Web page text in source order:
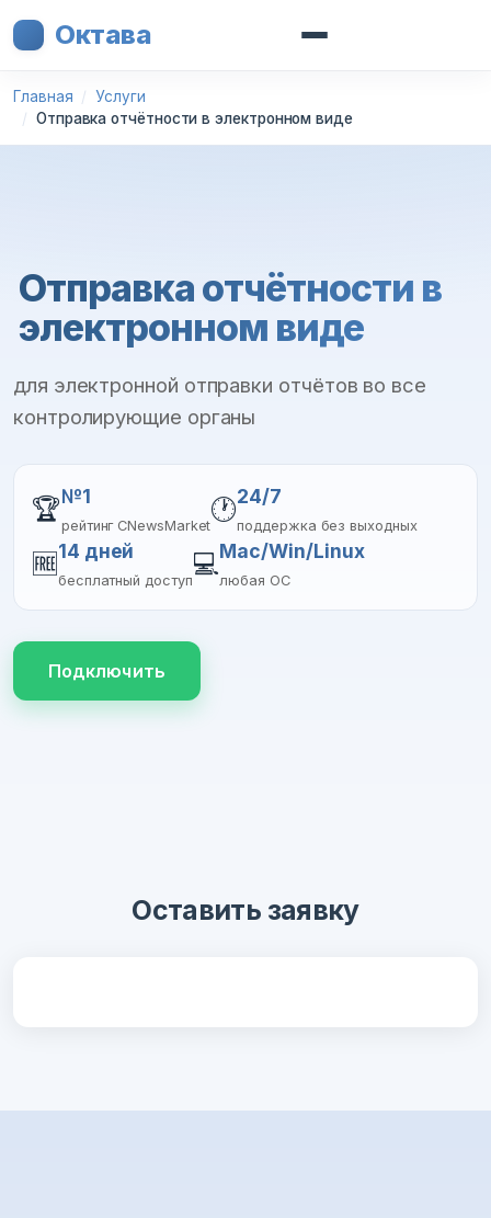
Октава
Главная
Услуги
Отправка отчётности в электронном виде
Отправка отчётности в
электронном виде
для электронной отправки отчётов во все
контролирующие органы
🏆№1
рейтинг CNewsMarket
🕐24/7
поддержка без выходных
🆓14 дней
бесплатный доступ
💻Mac/Win/Linux
любая ОС
Подключить
Оставить заявку